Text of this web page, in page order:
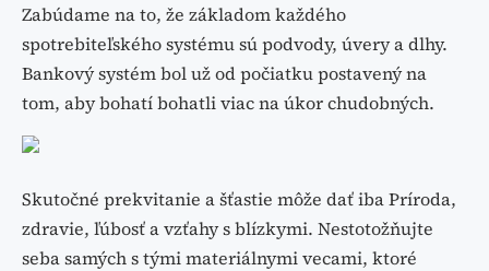
Zabúdame na to, že základom každého
spotrebiteľského systému sú podvody, úvery a dlhy.
Bankový systém bol už od počiatku postavený na
tom, aby bohatí bohatli viac na úkor chudobných.
Skutočné prekvitanie a šťastie môže dať iba Príroda,
zdravie, ľúbosť a vzťahy s blízkymi. Nestotožňujte
seba samých s tými materiálnymi vecami, ktoré